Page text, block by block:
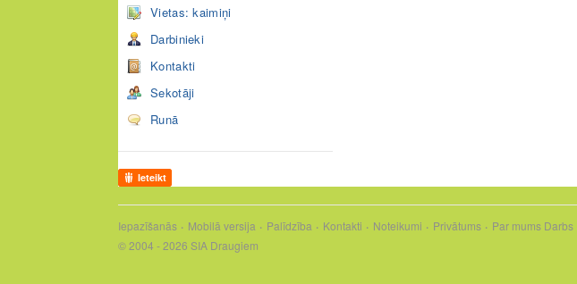
Vietas: kaimiņi
Darbinieki
Kontakti
Sekotāji
Runā
Ieteikt
Iepazīšanās Mobilā versija Palīdzība Kontakti Noteikumi Privātums Par mums Darbs
© 2004 - 2026 SIA Draugiem